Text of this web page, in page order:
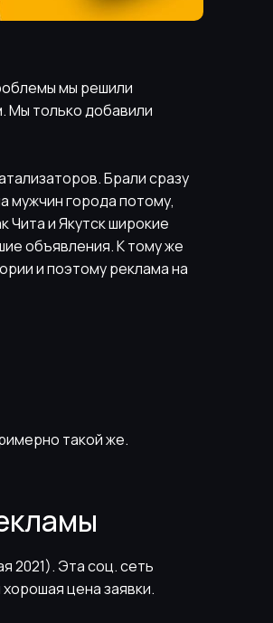
мы решили
Мы только добавили
Брали сразу
мужчин города потому,
Чита и Якутск широкие
объявления. К тому же
и поэтому реклама на
такой же.
2021). Эта соц. сеть
цена заявки.